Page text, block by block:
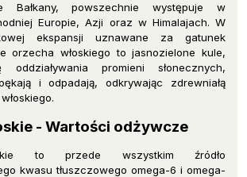
Bałkany, powszechnie występuje w
Europie, Azji oraz w Himalajach. W
ekspansji uznawane za gatunek
orzecha włoskiego to jasnozielone kule,
promieni słonecznych,
i odpadają, odkrywając zdrewniałą
- Wartości odżywcze
to przede wszystkim źródło
kwasu tłuszczowego omega-6 i omega-